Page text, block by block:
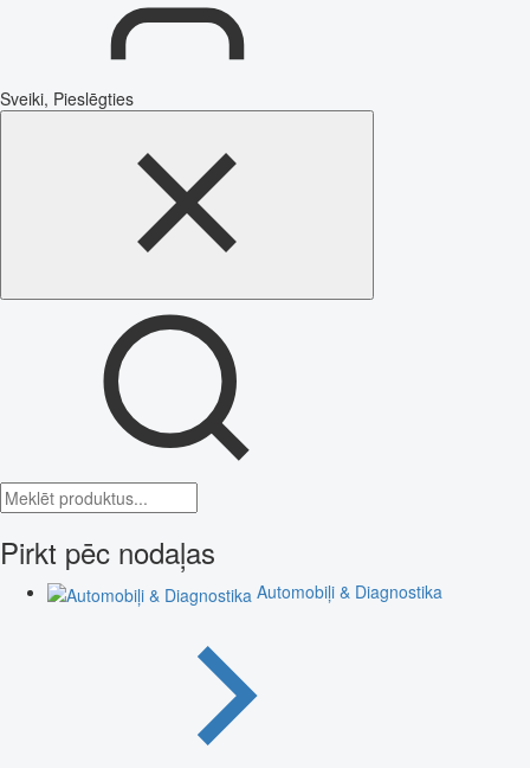
Sveiki, Pieslēgties
Pirkt pēc nodaļas
Automobiļi & Diagnostika